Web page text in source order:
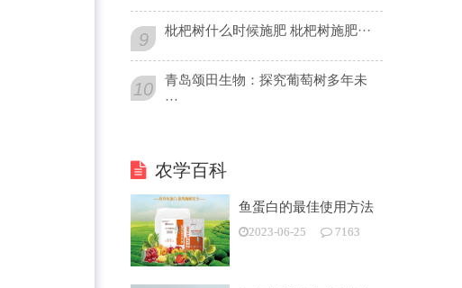
9 枇杷树什么时候施肥 枇杷树施肥···
10
青岛颂田生物：探究葡萄树多年未
···
农学百科
鱼蛋白的最佳使用方法
2023-06-25 7163